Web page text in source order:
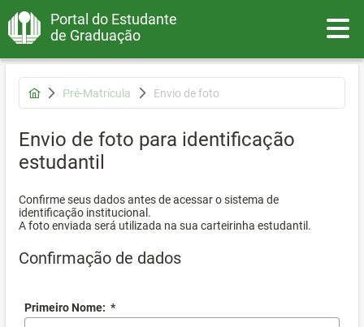
Portal do Estudante
de Graduação
Pré-Matrícula Envio de foto
Envio de foto para identificação
estudantil
Confirme seus dados antes de acessar o sistema de
identificação institucional.
A foto enviada será utilizada na sua carteirinha estudantil.
Confirmação de dados
Primeiro Nome: *